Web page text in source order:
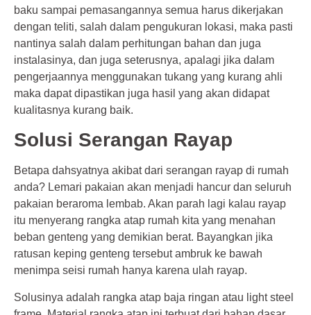
baku sampai pemasangannya semua harus dikerjakan
dengan teliti, salah dalam pengukuran lokasi, maka pasti
nantinya salah dalam perhitungan bahan dan juga
instalasinya, dan juga seterusnya, apalagi jika dalam
pengerjaannya menggunakan tukang yang kurang ahli
maka dapat dipastikan juga hasil yang akan didapat
kualitasnya kurang baik.
Solusi Serangan Rayap
Betapa dahsyatnya akibat dari serangan rayap di rumah
anda? Lemari pakaian akan menjadi hancur dan seluruh
pakaian beraroma lembab. Akan parah lagi kalau rayap
itu menyerang rangka atap rumah kita yang menahan
beban genteng yang demikian berat. Bayangkan jika
ratusan keping genteng tersebut ambruk ke bawah
menimpa seisi rumah hanya karena ulah rayap.
Solusinya adalah rangka atap baja ringan atau light steel